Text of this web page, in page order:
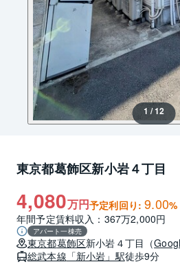
1 / 12
東京都葛飾区新小岩４丁目
4,080万円予定利回り:9.00%
年間予定賃料収入：367万2,000円
アパート一棟売
東京都葛飾区新小岩４丁目 （
総武本線 「新小岩」駅徒歩9分